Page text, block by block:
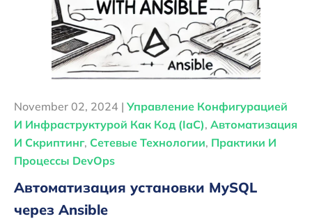
November 02, 2024 | Управление Конфигурацией
И Инфраструктурой Как Код (IaC), Автоматизация
И Скриптинг, Сетевые Технологии, Практики И
Процессы DevOps
Автоматизация установки MySQL
через Ansible